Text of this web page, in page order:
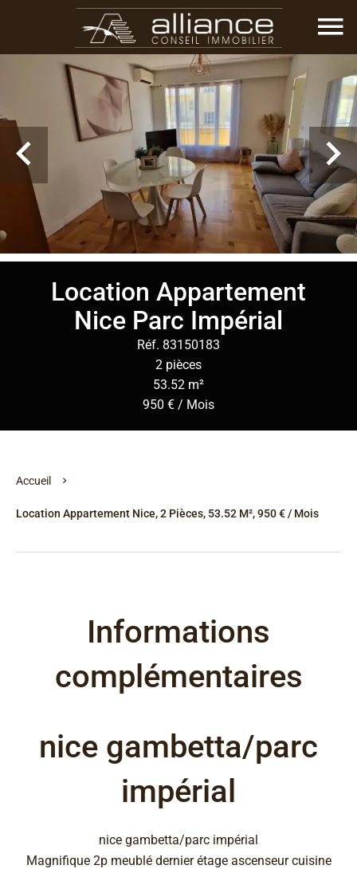
Location Appartement
Nice Parc Impérial
Réf. 83150183
2 pièces
53.52 m²
950 € / Mois
Accueil
Location Appartement Nice, 2 Pièces, 53.52 M², 950 € / Mois
Informations
complémentaires
nice gambetta/parc
impérial
nice gambetta/parc impérial
Magnifique 2p meublé dernier étage ascenseur cuisine